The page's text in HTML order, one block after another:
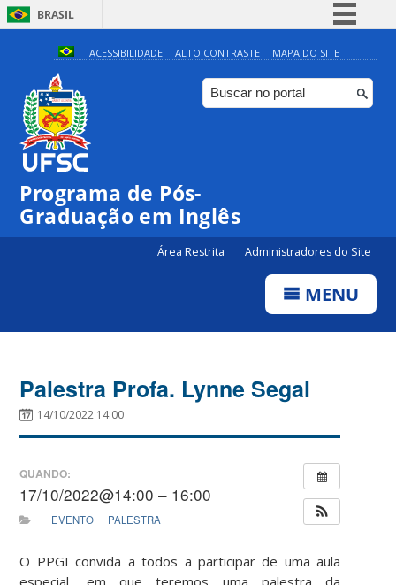
BRASIL
Simplifique!
Comunica BR
Participe
ACESSIBILIDADE ALTO CONTRASTE MAPA DO SITE
Programa de Pós-
Graduação em Inglês
Área Restrita Administradores do Site
MENU
Palestra Profa. Lynne Segal
14/10/2022 14:00
QUANDO:
17/10/2022@14:00 – 16:00
EVENTO PALESTRA
O PPGI convida a todos a participar de uma aula
especial, em que teremos uma palestra da